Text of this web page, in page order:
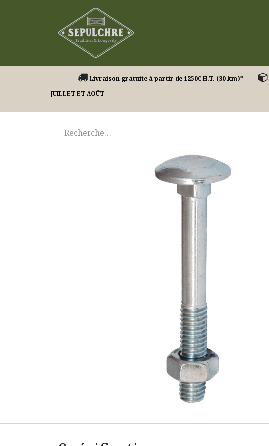
Livraison gratuite à partir de 1250€ H.T. (30 km)*
JUILLET ET AOÛT